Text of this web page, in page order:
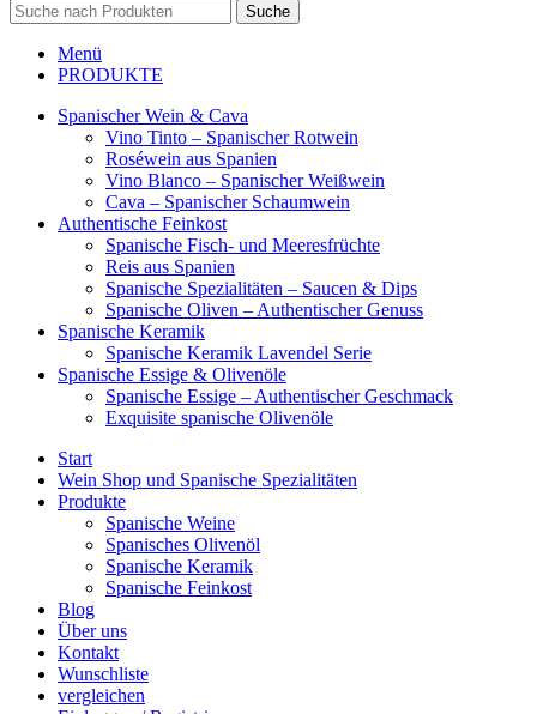
Suche
Menü
PRODUKTE
Spanischer Wein & Cava
Vino Tinto – Spanischer Rotwein
Roséwein aus Spanien
Vino Blanco – Spanischer Weißwein
Cava – Spanischer Schaumwein
Authentische Feinkost
Spanische Fisch- und Meeresfrüchte
Reis aus Spanien
Spanische Spezialitäten – Saucen & Dips
Spanische Oliven – Authentischer Genuss
Spanische Keramik
Spanische Keramik Lavendel Serie
Spanische Essige & Olivenöle
Spanische Essige – Authentischer Geschmack
Exquisite spanische Olivenöle
Start
Wein Shop und Spanische Spezialitäten
Produkte
Spanische Weine
Spanisches Olivenöl
Spanische Keramik
Spanische Feinkost
Blog
Über uns
Kontakt
Wunschliste
vergleichen